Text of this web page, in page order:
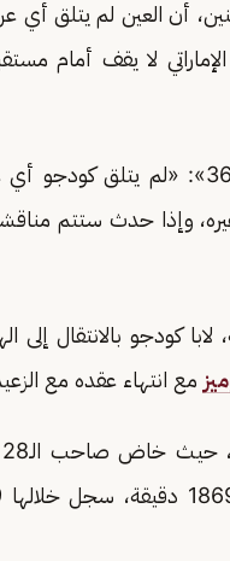
أن العين لم يتلق
لا يقف أمام
وأضاف عضو العين الإماراتي، وفقًا
وإذا حدث ستتم
كودجو بالانتقال إلى
مع انتهاء عقده مع